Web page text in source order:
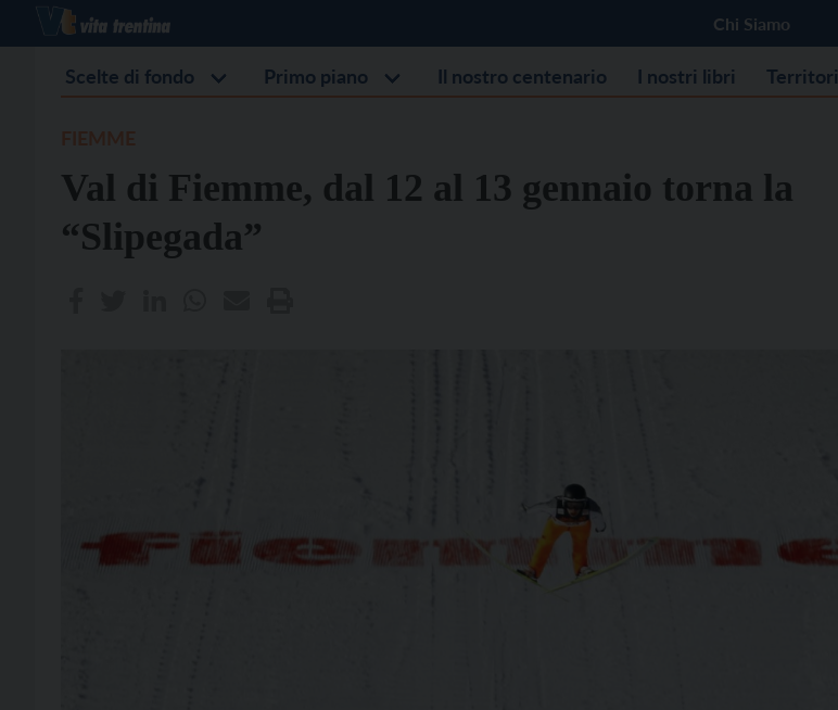
Chi Siamo
Scelte di fondo Primo piano Il nostro centenario I nostri libri Territori
Val di Fiemme, dal 12 al 13 gennaio torna la
“Slipegada”